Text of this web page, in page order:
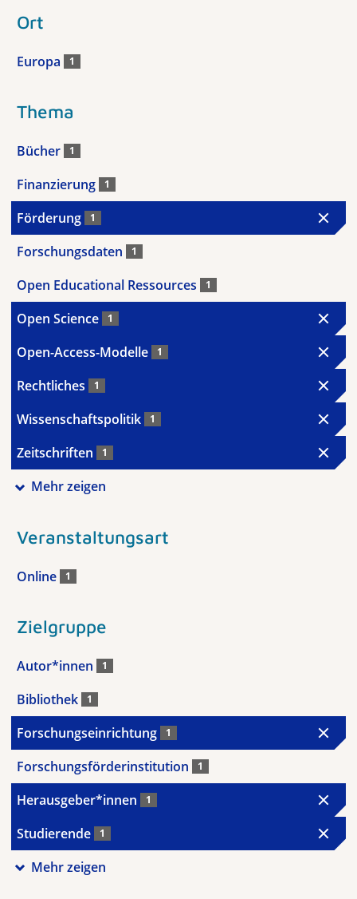
Ort
Europa 1
Thema
Bücher 1
Finanzierung 1
Förderung 1
Forschungsdaten 1
Open Educational Ressources 1
Open Science 1
Open-Access-Modelle 1
Rechtliches 1
Wissenschaftspolitik 1
Zeitschriften 1
Mehr zeigen
Veranstaltungsart
Online 1
Zielgruppe
Autor*innen 1
Bibliothek 1
Forschungseinrichtung 1
Forschungsförderinstitution 1
Herausgeber*innen 1
Studierende 1
Mehr zeigen